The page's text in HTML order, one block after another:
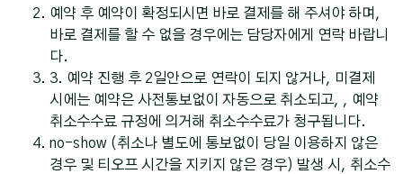
예약 후 예약이 확정되시면 바로 결제를 해 주셔야 하며,
바로 결제를 할 수 없을 경우에는 담당자에게 연락 바랍니
다.
3. 예약 진행 후 2일안으로 연락이 되지 않거나, 미결제
시에는 예약은 사전통보없이 자동으로 취소되고, , 예약
취소수수료 규정에 의거해 취소수수료가 청구됩니다.
no-show (취소나 별도에 통보없이 당일 이용하지 않은
경우 및 티오프 시간을 지키지 않은 경우) 발생 시, 취소수